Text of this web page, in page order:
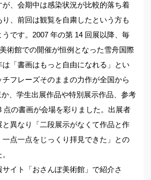
、会期中は感染状況が比較的落ち着
、前回は観覧を自粛したという方も
です。2007 年の第 14 回展以降、毎
術館での開催が恒例となった雪舟国際
「書画はもっと自由になれる」とい
チフレーズそのままの力作が全国から
、学生出展作品や特別展示作品、参考
点の書画が会場を彩りました。出展者
異なり「二段展示がなくて作品と作
点一点をじっくり拝見できた」との
イト「おさんぽ美術館」で紹介さ